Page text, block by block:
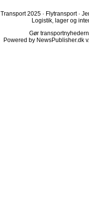
Transport 2025 · Flytransport ·
Logistik, lager og
Gør
Powered by NewsPublisher.dk